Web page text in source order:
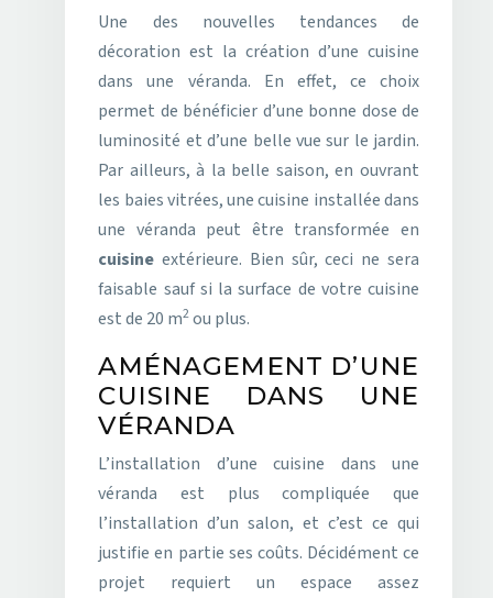
Une des nouvelles tendances de
décoration est la création d’une cuisine
dans une véranda. En effet, ce choix
permet de bénéficier d’une bonne dose de
luminosité et d’une belle vue sur le jardin.
Par ailleurs, à la belle saison, en ouvrant
les baies vitrées, une cuisine installée dans
une véranda peut être transformée en
cuisine extérieure. Bien sûr, ceci ne sera
faisable sauf si la surface de votre cuisine
est de 20 m2ou plus.
AMÉNAGEMENT D’UNE
CUISINE DANS UNE
VÉRANDA
L’installation d’une cuisine dans une
véranda est plus compliquée que
l’installation d’un salon, et c’est ce qui
justifie en partie ses coûts. Décidément ce
projet requiert un espace assez